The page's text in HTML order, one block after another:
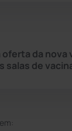
da nova
salas de